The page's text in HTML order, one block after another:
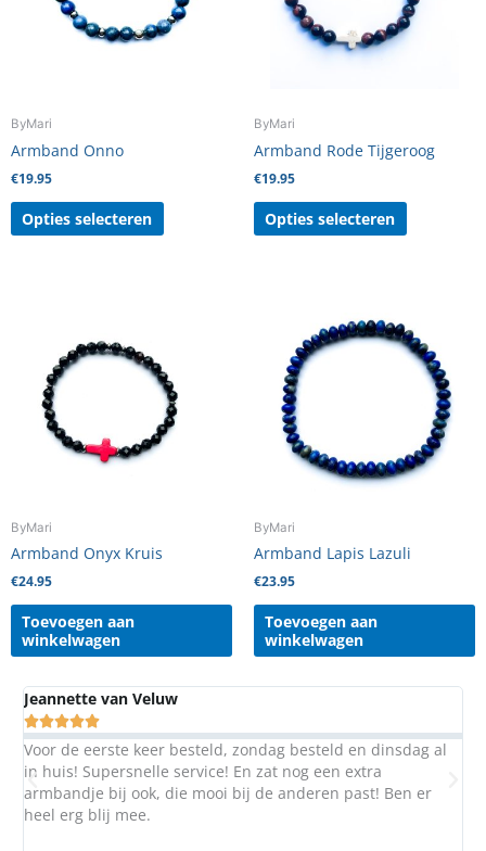
ByMari
Armband Onno
€19.95
Opties selecteren
Deze
optie
productpagina
ByMari
Armband Rode Tijgeroog
€19.95
Opties selecteren
Deze
optie
de
ByMari
Armband Onyx Kruis
€24.95
Toevoegen aan
winkelwagen
ByMari
Armband Lapis Lazuli
€23.95
Toevoegen aan
winkelwagen
besteld en dinsdag al
zat nog een extra
de anderen past! Ben er
Al vaker iets besteld bij Mari. Ze
jou eigen zin als je dit wilt.Top!